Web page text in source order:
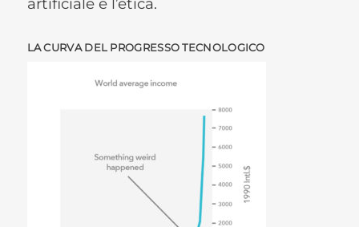
LA CURVA DEL PROGRESSO TECNOLOGICO